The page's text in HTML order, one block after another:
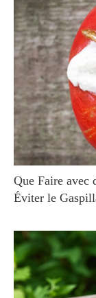
Que Faire avec
Éviter le